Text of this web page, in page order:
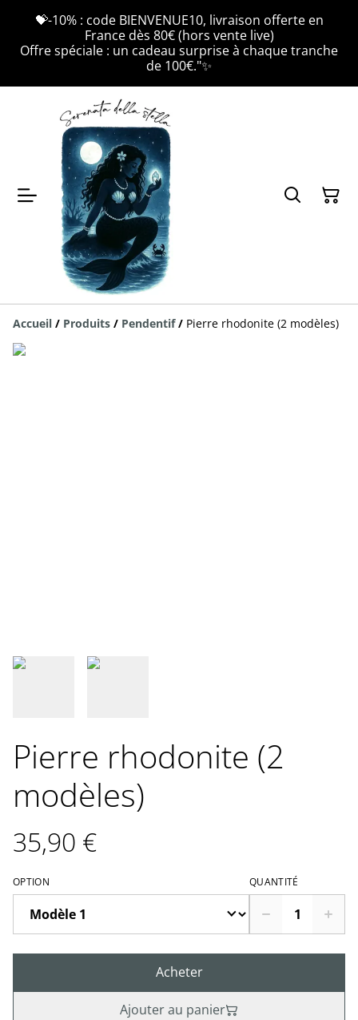
💝-10% : code BIENVENUE10, livraison offerte en
France dès 80€ (hors vente live)
Offre spéciale : un cadeau surprise à chaque tranche
de 100€."✨
Accueil / Produits / Pendentif / Pierre rhodonite (2 modèles)
Pierre rhodonite (2
modèles)
35,90 €
OPTION QUANTITÉ
Acheter
Ajouter au panier